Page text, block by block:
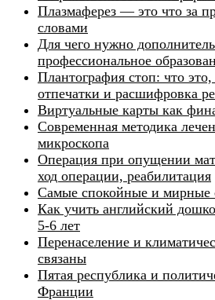
Плазмаферез — это что за
словами
Для чего нужно
профессиональное
Плантография стоп: что
отпечатки и расшифровка
Виртуальные карты как
Современная методика
микроскопа
Операция при опущении
ход операции, реабилитация
Самые спокойные и мирные
Как учить английский
5-6 лет
Перенаселение и
связаны
Пятая республика и
Франции